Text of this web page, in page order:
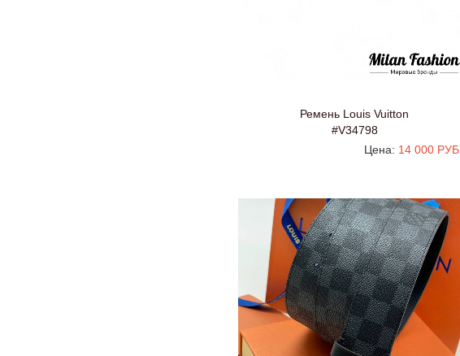
Ремень Louis Vuitton
#V34798
Цена: 14 000 РУБ.